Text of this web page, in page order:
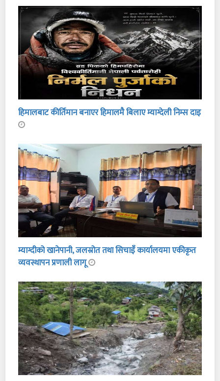
हिमालबाट कीर्तिमान बनाएर हिमालमै बिलाए म्याग्देली निम्स दाइ
म्याग्दीको खानेपानी, जलस्रोत तथा सिचाइँ कार्यालयमा एकीकृत
व्यवस्थापन प्रणाली लागू